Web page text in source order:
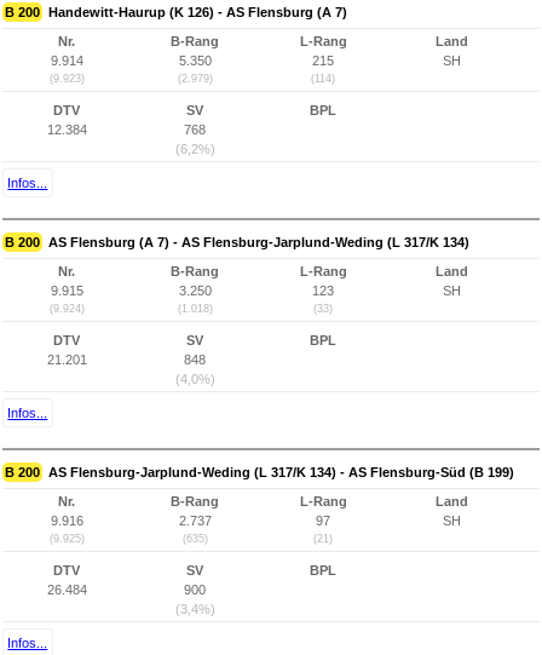
B 200 Handewitt-Haurup (K 126) - AS Flensburg (A 7)
Nr.
9.914
(9.923)
B-Rang
5.350
(2.979)
L-Rang
215
(114)
Land
SH
DTV
12.384
SV
768
(6,2%)
BPL
Infos...
B 200 AS Flensburg (A 7) - AS Flensburg-Jarplund-Weding (L 317/K 134)
Nr.
9.915
(9.924)
B-Rang
3.250
(1.018)
L-Rang
123
(33)
Land
SH
DTV
21.201
SV
848
(4,0%)
BPL
Infos...
B 200 AS Flensburg-Jarplund-Weding (L 317/K 134) - AS Flensburg-Süd (B 199)
Nr.
9.916
(9.925)
B-Rang
2.737
(635)
L-Rang
97
(21)
Land
SH
DTV
26.484
SV
900
(3,4%)
BPL
Infos...